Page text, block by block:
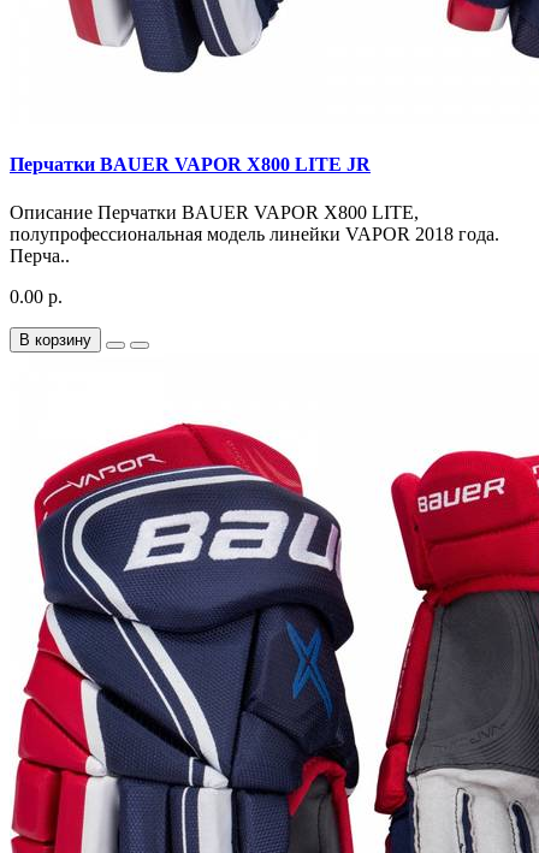
Перчатки BAUER VAPOR X800 LITE JR
Описание Перчатки BAUER VAPOR X800 LITE,
полупрофессиональная модель линейки VAPOR 2018 года.
Перча..
0.00 р.
В корзину